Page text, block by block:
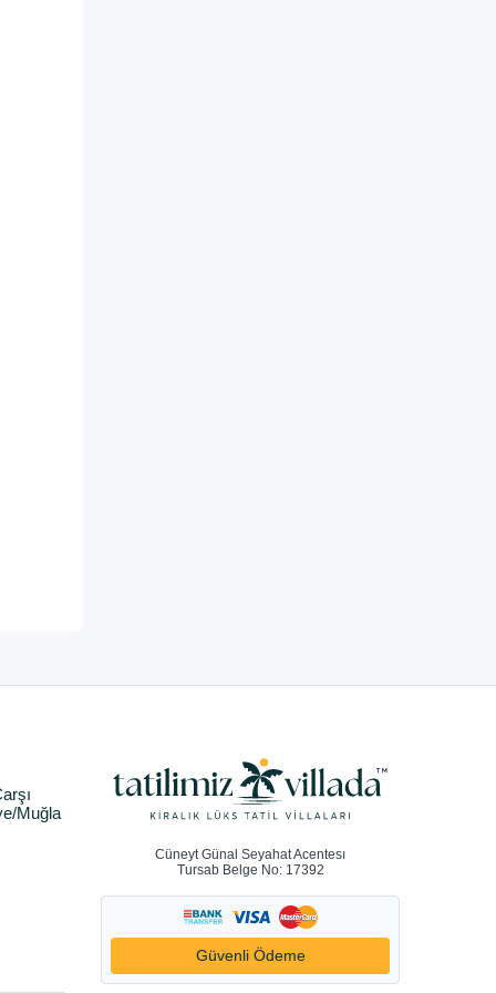
Muğla
Cüneyt Günal Seyahat Acentesı
Tursab Belge No: 17392
Güvenli Ödeme